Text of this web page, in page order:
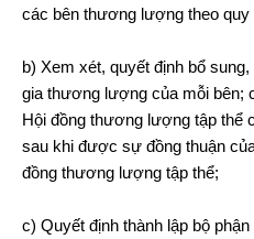
các bên thương lượng theo quy
b) Xem xét, quyết định bổ
gia thương lượng của mỗi bên;
Hội đồng thương lượng tập thể
sau khi được sự đồng thuận
đồng thương lượng tập thể;
c) Quyết định thành lập bộ